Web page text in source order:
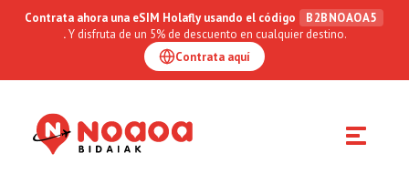
Contrata ahora una eSIM Holafly usando el código
B2BNOAOA5
. Y disfruta de un 5% de descuento en cualquier destino.
Contrata aquí
Toggle
navigation